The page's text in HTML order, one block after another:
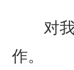
对我
作。